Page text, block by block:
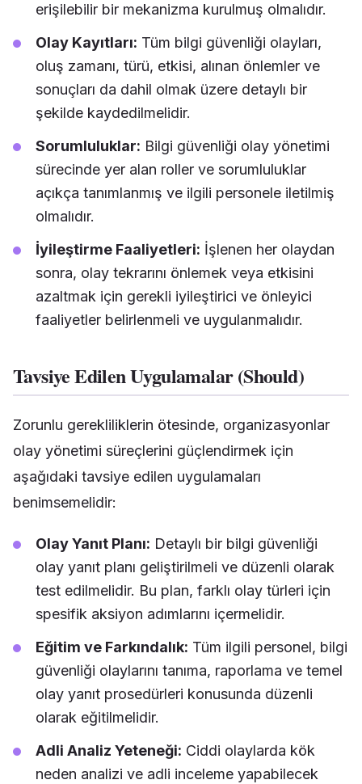
erişilebilir bir mekanizma kurulmuş olmalıdır.
Olay Kayıtları: Tüm bilgi güvenliği olayları,
oluş zamanı, türü, etkisi, alınan önlemler ve
sonuçları da dahil olmak üzere detaylı bir
şekilde kaydedilmelidir.
Sorumluluklar: Bilgi güvenliği olay yönetimi
sürecinde yer alan roller ve sorumluluklar
açıkça tanımlanmış ve ilgili personele iletilmiş
olmalıdır.
İyileştirme Faaliyetleri: İşlenen her olaydan
sonra, olay tekrarını önlemek veya etkisini
azaltmak için gerekli iyileştirici ve önleyici
faaliyetler belirlenmeli ve uygulanmalıdır.
Tavsiye Edilen Uygulamalar (Should)
Zorunlu gerekliliklerin ötesinde, organizasyonlar
olay yönetimi süreçlerini güçlendirmek için
aşağıdaki tavsiye edilen uygulamaları
benimsemelidir:
Olay Yanıt Planı: Detaylı bir bilgi güvenliği
olay yanıt planı geliştirilmeli ve düzenli olarak
test edilmelidir. Bu plan, farklı olay türleri için
spesifik aksiyon adımlarını içermelidir.
Eğitim ve Farkındalık: Tüm ilgili personel, bilgi
güvenliği olaylarını tanıma, raporlama ve temel
olay yanıt prosedürleri konusunda düzenli
olarak eğitilmelidir.
Adli Analiz Yeteneği: Ciddi olaylarda kök
neden analizi ve adli inceleme yapabilecek